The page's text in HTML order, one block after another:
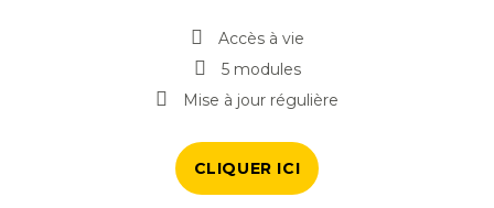
Accès à vie
5 modules
Mise à jour régulière
CLIQUER ICI